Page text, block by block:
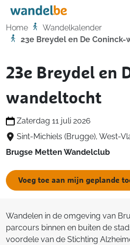
Home
Home
Wandelkalender
23e Breydel en De
23e Breydel en
wandeltocht
Zaterdag 11 juli 2026
Sint-Michiels (Brugge), West-
Brugse Metten Wandelclub
Voeg toe aan mijn geplande
Wandelen in de omgeving van
parcours binnen en buiten de
voordele van de Stichting